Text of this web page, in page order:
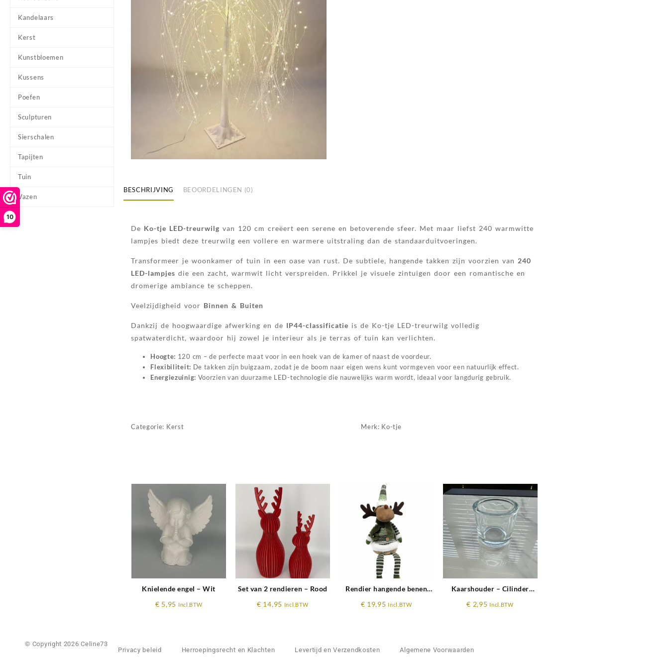
10
Kandelaars
Kerst
Kunstbloemen
Kussens
Poefen
Sculpturen
Sierschalen
Tapijten
Tuin
Vazen
BESCHRIJVING BEOORDELINGEN (0)
De Ko-tje LED-treurwilg van 120 cm creëert een serene en betoverende sfeer. Met maar liefst 240 warmwitte
lampjes biedt deze treurwilg een vollere en warmere uitstraling dan de standaarduitvoeringen.
Transformeer je woonkamer of tuin in een oase van rust. De subtiele, hangende takken zijn voorzien van 240
LED-lampjes die een zacht, warmwit licht verspreiden. Prikkel je visuele zintuigen door een romantische en
dromerige ambiance te scheppen.
Veelzijdigheid voor Binnen & Buiten
Dankzij de hoogwaardige afwerking en de IP44-classificatie is de Ko-tje LED-treurwilg volledig
spatwaterdicht, waardoor hij zowel je interieur als je terras of tuin kan verlichten.
Hoogte: 120 cm – de perfecte maat voor in een hoek van de kamer of naast de voordeur.
Flexibiliteit: De takken zijn buigzaam, zodat je de boom naar eigen wens kunt vormgeven voor een natuurlijk effect.
Energiezuinig: Voorzien van duurzame LED-technologie die nauwelijks warm wordt, ideaal voor langdurig gebruik.
Categorie: Kerst Merk: Ko-tje
Knielende engel – Wit
€ 5,95 Incl.BTW
Set van 2 rendieren – Rood
€ 14,95 Incl.BTW
Rendier hangende benen
€ 19,95 Incl.BTW
Kaarshouder – Cilinder
€ 2,95 Incl.BTW
© Copyright 2026 Celine73
Privacy beleid
Herroepingsrecht en Klachten Levertijd en Verzendkosten Algemene Voorwaarden